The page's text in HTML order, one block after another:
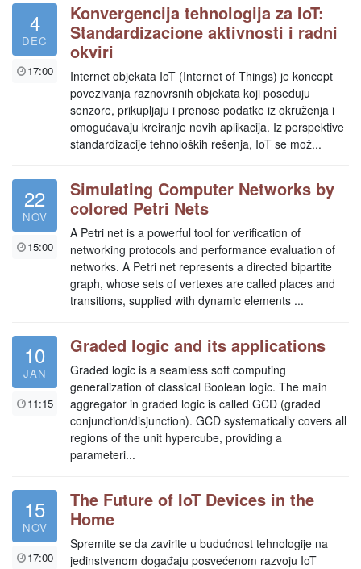
4
DEC
17:00
Konvergencija tehnologija za IoT:
Standardizacione aktivnosti i radni
okviri
Internet objekata IoT (Internet of Things) je koncept
povezivanja raznovrsnih objekata koji poseduju
senzore, prikupljaju i prenose podatke iz okruženja i
omogućavaju kreiranje novih aplikacija. Iz perspektive
standardizacije tehnoloških rešenja, IoT se mož...
22
NOV
15:00
Simulating Computer Networks by
colored Petri Nets
A Petri net is a powerful tool for verification of
networking protocols and performance evaluation of
networks. A Petri net represents a directed bipartite
graph, whose sets of vertexes are called places and
transitions, supplied with dynamic elements ...
10
JAN
11:15
Graded logic and its applications
Graded logic is a seamless soft computing
generalization of classical Boolean logic. The main
aggregator in graded logic is called GCD (graded
conjunction/disjunction). GCD systematically covers all
regions of the unit hypercube, providing a
parameteri...
15
NOV
17:00
The Future of IoT Devices in the
Home
Spremite se da zavirite u budućnost tehnologije na
jedinstvenom događaju posvećenom razvoju IoT